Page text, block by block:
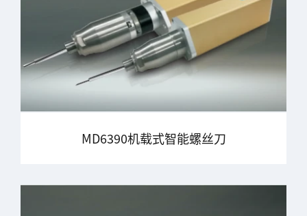
MD6390机载式智能螺丝刀